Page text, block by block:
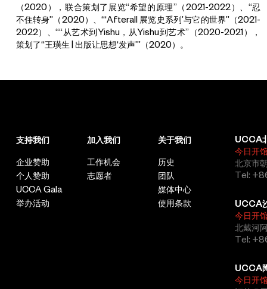
（2020），联合策划了展览“希望的原理”（2021-2022）、“忍
不住转身”（2020）、“‘Afterall 展览史系列’与它的世界”（2021-
2022）、““从艺术到Yishu，从Yishu到艺术”（2020-2021），
策划了“王璜生 | 出版让思想‘发声’”（2020）。
支持我们
企业赞助
个人赞助
UCCA Gala
举办活动
加入我们
工作机会
志愿者
关于我们
历史
团队
媒体中心
使用条款
UCCA
今日开
北京市
Tel:
UCCA
今日开
北戴河
Tel:
UCCA
今日开